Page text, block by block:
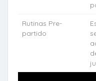
Rutinas Pre-
partido